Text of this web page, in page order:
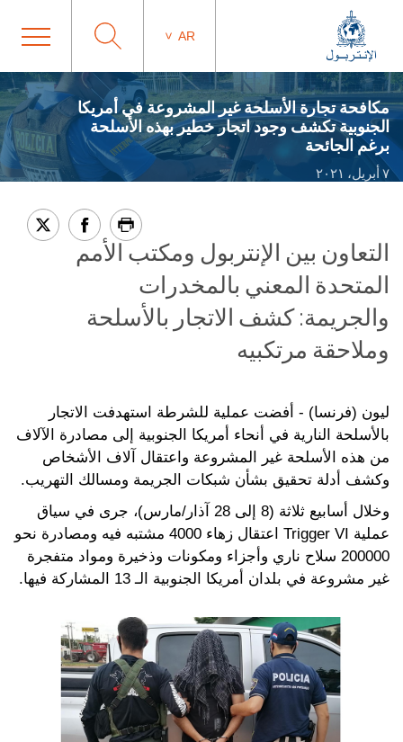
AR
مكافحة تجارة الأسلحة غير المشروعة في أمريكا
الجنوبية تكشف وجود اتجار خطير بهذه الأسلحة
برغم الجائحة
٧ أبريل، ٢٠٢١
التعاون بين الإنتربول ومكتب الأمم
المتحدة المعني بالمخدرات
والجريمة: كشف الاتجار بالأسلحة
وملاحقة مرتكبيه
ليون (فرنسا) - أفضت عملية للشرطة استهدفت الاتجار
بالأسلحة النارية في أنحاء أمريكا الجنوبية إلى مصادرة الآلاف
من هذه الأسلحة غير المشروعة واعتقال آلاف الأشخاص
وكشف أدلة تحقيق بشأن شبكات الجريمة ومسالك التهريب.
وخلال أسابيع ثلاثة (8 إلى 28 آذار/مارس)، جرى في سياق
عملية Trigger VI اعتقال زهاء 4000 مشتبه فيه ومصادرة نحو
200000 سلاح ناري وأجزاء ومكونات وذخيرة ومواد متفجرة
غير مشروعة في بلدان أمريكا الجنوبية الـ 13 المشاركة فيها.